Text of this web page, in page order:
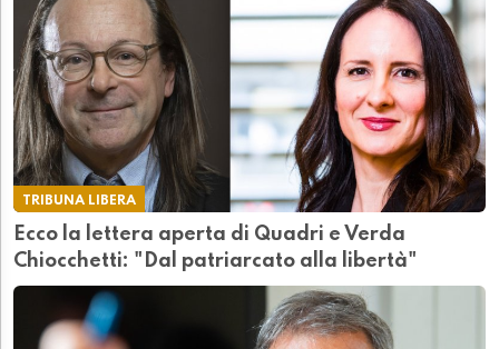
TRIBUNA LIBERA
Ecco la lettera aperta di Quadri e Verda
Chiocchetti: "Dal patriarcato alla libertà"